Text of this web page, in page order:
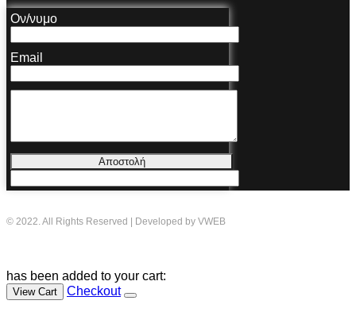
Ον/νυμο
Email
Αποστολή
© 2022. All Rights Reserved | Developed by VWEB
has been added to your cart:
View Cart Checkout